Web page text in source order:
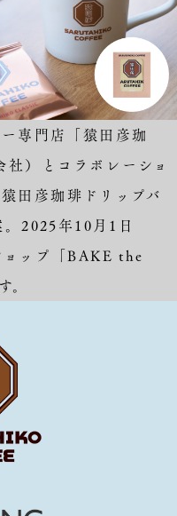
専門店「猿田彦珈
）とコラボレーショ
田彦珈琲ドリップバ
2025年10月1日
ョップ「BAKE the